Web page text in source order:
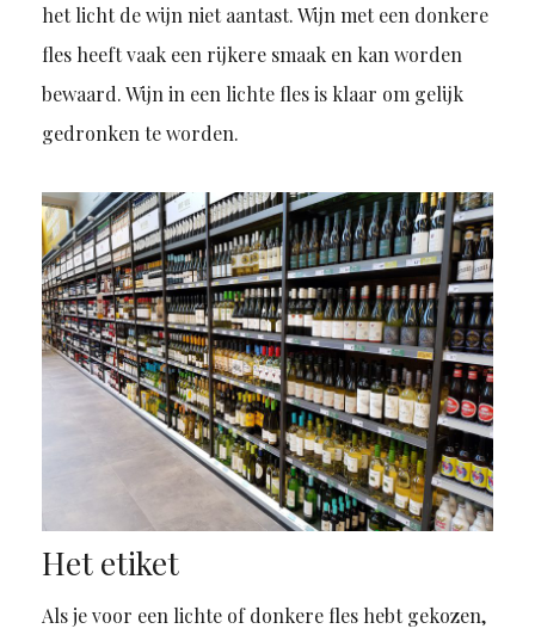
het licht de wijn niet aantast. Wijn met een donkere
fles heeft vaak een rijkere smaak en kan worden
bewaard. Wijn in een lichte fles is klaar om gelijk
gedronken te worden.
Het etiket
Als je voor een lichte of donkere fles hebt gekozen,